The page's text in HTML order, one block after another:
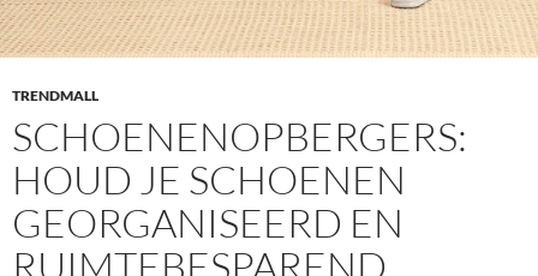
TRENDMALL
SCHOENENOPBERGERS:
HOUD JE SCHOENEN
GEORGANISEERD EN
RUIMTEBESPAREND